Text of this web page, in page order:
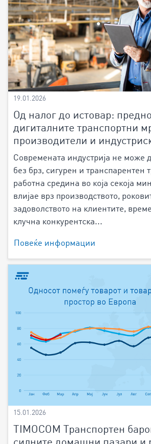
19.01.2026
Од налог до истовар:
дигиталните транспортни
производители и
Современата индустрија не може
без брз, сигурен и транспарентен
работна средина во која секоја
влијае врз производството,
задоволството на клиентите,
клучна конкурентска...
Повеќе информации
15.01.2026
TIMOCOM Транспортен